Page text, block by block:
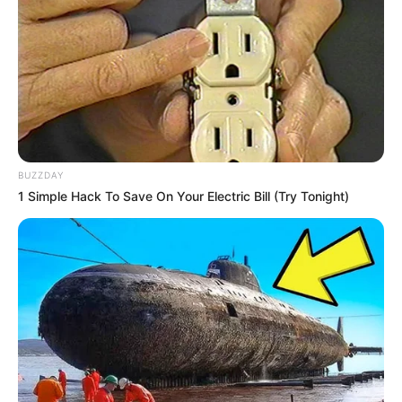
Anti Mainstream, 10 Cara
Membawa Barang Belanjaan
Versi Warga Thailand
Langka Banget! 10 Pose Lucu
Katak yang Bikin Ketawa
Gemes
BUZZDAY
1 Simple Hack To Save On Your Electric Bill (Try Tonight)